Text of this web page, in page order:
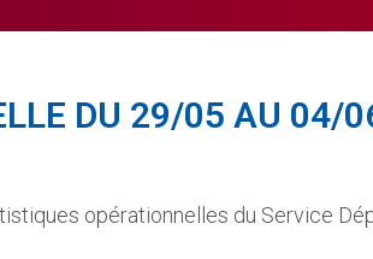
DU 29/05 AU 04/
opérationnelles du Service